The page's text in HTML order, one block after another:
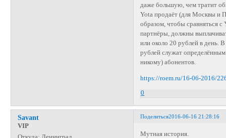
даже большую, чем тратит
Yota продаёт (для Москвы и
образом, чтобы сравняться
партнёры, должны
или около 20 рублей в день.
рублей служат
никому) абонентов.
https://roem.ru/16-06-2016/
0
Поделиться2016-06-16 21:28:16
Savant
VIP
Мутная история.